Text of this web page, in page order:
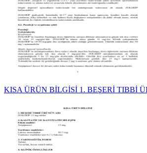
KISA ÜRÜN BİLGİSİ 1. BEŞERİ TIBBİ